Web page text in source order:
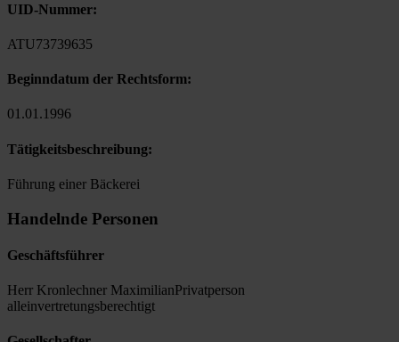
UID-Nummer:
ATU73739635
Beginndatum der Rechtsform:
01.01.1996
Tätigkeitsbeschreibung:
Führung einer Bäckerei
Handelnde Personen
Geschäftsführer
Herr Kronlechner MaximilianPrivatperson
alleinvertretungsberechtigt